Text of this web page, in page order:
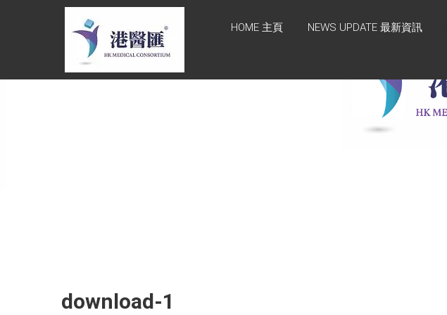
HONG KONG
MEDICAL
CONSORTIUM
至 Email:
enquiry@hkmcgroup.com
HOME 主頁 NEWS UPDATE 最新資訊
download-1